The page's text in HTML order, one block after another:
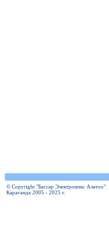
© Copyright "Бассар Электроникс Алатоо"
Караганда 2005 - 2025 г.